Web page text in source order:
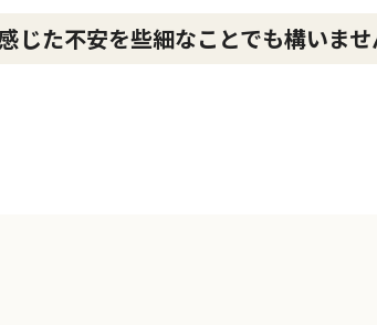
じた不安を些細なことでも構いま